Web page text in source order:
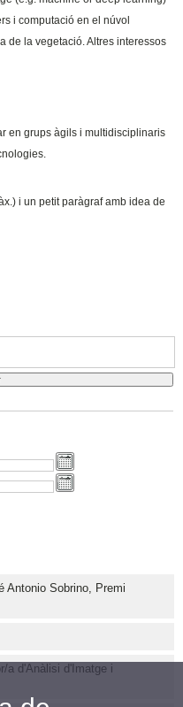
i computació en el núvol
de la vegetació. Altres interessos
en grups àgils i multidisciplinaris
i un petit paràgraf amb idea de
Antonio Sobrino, Premi
a d'Anàlisi d'Imatge i